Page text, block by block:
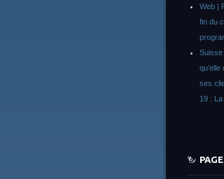
Web |
fin du
ses
19 :